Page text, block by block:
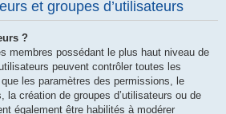
et groupes d’utilisateurs
?
membres possédant le plus haut niveau de
peuvent contrôler toutes les
les paramètres des permissions, le
la création de groupes d’utilisateurs ou de
également être habilités à modérer